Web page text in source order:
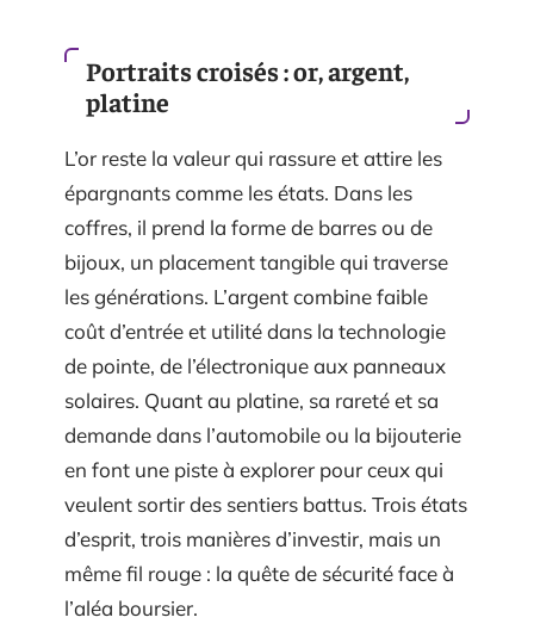
Portraits croisés : or, argent,
platine
L’or reste la valeur qui rassure et attire les
épargnants comme les états. Dans les
coffres, il prend la forme de barres ou de
bijoux, un placement tangible qui traverse
les générations. L’argent combine faible
coût d’entrée et utilité dans la technologie
de pointe, de l’électronique aux panneaux
solaires. Quant au platine, sa rareté et sa
demande dans l’automobile ou la bijouterie
en font une piste à explorer pour ceux qui
veulent sortir des sentiers battus. Trois états
d’esprit, trois manières d’investir, mais un
même fil rouge : la quête de sécurité face à
l’aléa boursier.